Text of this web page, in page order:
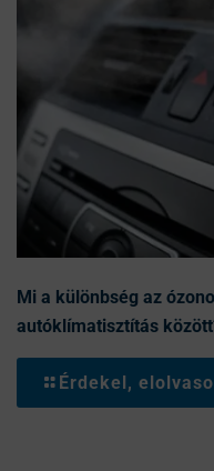
Mi a különbség az
autóklímatisztítás
Érdekel,